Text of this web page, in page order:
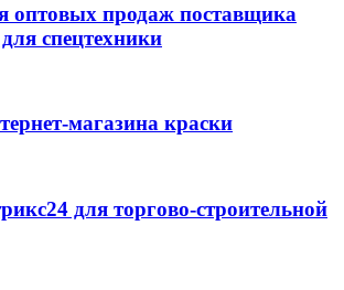
оптовых продаж поставщика
спецтехники
магазина краски
для торгово-строительной